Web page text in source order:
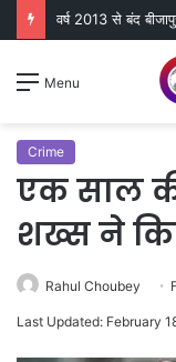
वर्ष 2013 से बंद
Menu
Crime
एक साल
शख्स ने
Rahul Choubey
Last Updated: February